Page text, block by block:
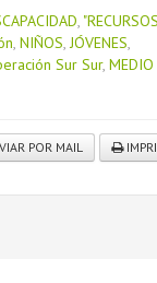
,
, NIÑOS,JÓVENES,
Sur Sur, MEDIO
POR MAIL